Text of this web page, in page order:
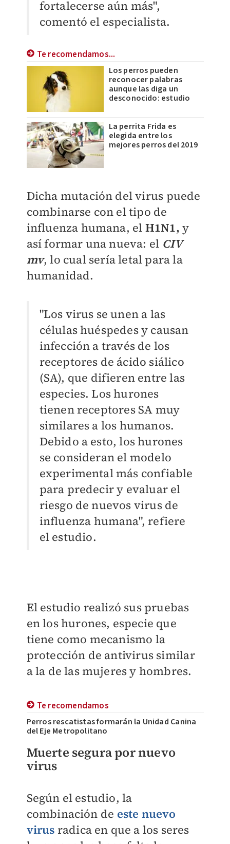
fortalecerse aún más",
comentó el especialista.
Te recomendamos...
Los perros pueden
reconocer palabras
aunque las diga un
desconocido: estudio
La perrita Frida es
elegida entre los
mejores perros del 2019
Dicha mutación del virus puede
combinarse con el tipo de
influenza humana, el H1N1, y
así formar una nueva: el CIV
mv, lo cual sería letal para la
humanidad.
"Los virus se unen a las
células huéspedes y causan
infección a través de los
receptores de ácido siálico
(SA), que difieren entre las
especies. Los hurones
tienen receptores SA muy
similares a los humanos.
Debido a esto, los hurones
se consideran el modelo
experimental más confiable
para predecir y evaluar el
riesgo de nuevos virus de
influenza humana", refiere
el estudio.
El estudio realizó sus pruebas
en los hurones, especie que
tiene como mecanismo la
protección de antivirus similar
a la de las mujeres y hombres.
Te recomendamos
Perros rescatistas formarán la Unidad Canina
del Eje Metropolitano
Muerte segura por nuevo
virus
Según el estudio, la
combinación de este nuevo
virus radica en que a los seres